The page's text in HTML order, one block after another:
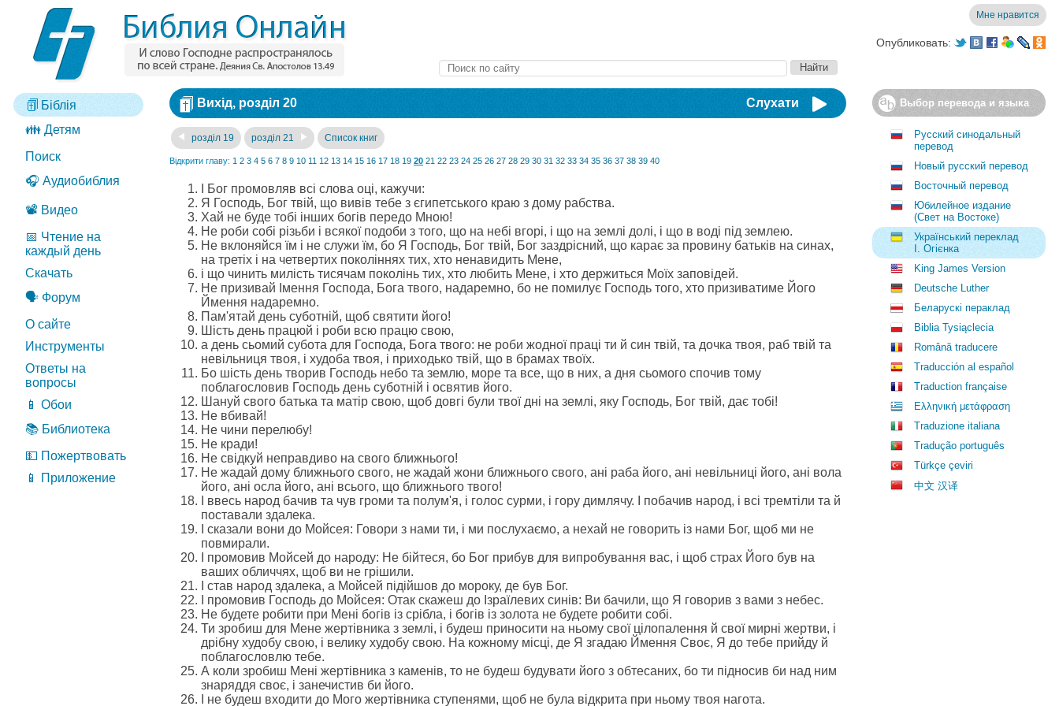
Мне нравится
Опубликовать:
Біблія
👪 Детям
Поиск
🎧 Аудиобиблия
📽️ Видео
📅 Чтение на
каждый день
Скачать
🗣️ Форум
О сайте
Инструменты
Ответы на
вопросы
📱 Обои
📚 Библиотека
💵 Пожертвовать
📱 Приложение
Вихід, розділ 20 Слухати
розділ 19 розділ 21 Список книг
Відкрити главу: 1 2 3 4 5 6 7 8 9 10 11 12 13 14 15 16 17 18 19 20 21 22 23 24 25 26 27 28 29 30 31 32 33 34 35 36 37 38 39 40
І Бог промовляв всі слова оці, кажучи:
Я Господь, Бог твій, що вивів тебе з єгипетського краю з дому рабства.
Хай не буде тобі інших богів передо Мною!
Не роби собі різьби і всякої подоби з того, що на небі вгорі, і що на землі долі, і що в воді під землею.
Не вклоняйся їм і не служи їм, бо Я Господь, Бог твій, Бог заздрісний, що карає за провину батьків на синах,
на третіх і на четвертих поколіннях тих, хто ненавидить Мене,
і що чинить милість тисячам поколінь тих, хто любить Мене, і хто держиться Моїх заповідей.
Не призивай Імення Господа, Бога твого, надаремно, бо не помилує Господь того, хто призиватиме Його
Ймення надаремно.
Пам'ятай день суботній, щоб святити його!
Шість день працюй і роби всю працю свою,
а день сьомий субота для Господа, Бога твого: не роби жодної праці ти й син твій, та дочка твоя, раб твій та
невільниця твоя, і худоба твоя, і приходько твій, що в брамах твоїх.
Бо шість день творив Господь небо та землю, море та все, що в них, а дня сьомого спочив тому
поблагословив Господь день суботній і освятив його.
Шануй свого батька та матір свою, щоб довгі були твої дні на землі, яку Господь, Бог твій, дає тобі!
Не вбивай!
Не чини перелюбу!
Не кради!
Не свідкуй неправдиво на свого ближнього!
Не жадай дому ближнього свого, не жадай жони ближнього свого, ані раба його, ані невільниці його, ані вола
його, ані осла його, ані всього, що ближнього твого!
І ввесь народ бачив та чув громи та полум'я, і голос сурми, і гору димлячу. І побачив народ, і всі тремтіли та й
поставали здалека.
І сказали вони до Мойсея: Говори з нами ти, і ми послухаємо, а нехай не говорить із нами Бог, щоб ми не
повмирали.
І промовив Мойсей до народу: Не бійтеся, бо Бог прибув для випробування вас, і щоб страх Його був на
ваших обличчях, щоб ви не грішили.
І став народ здалека, а Мойсей підійшов до мороку, де був Бог.
І промовив Господь до Мойсея: Отак скажеш до Ізраїлевих синів: Ви бачили, що Я говорив з вами з небес.
Не будете робити при Мені богів із срібла, і богів із золота не будете робити собі.
Ти зробиш для Мене жертівника з землі, і будеш приносити на ньому свої цілопалення й свої мирні жертви, і
дрібну худобу свою, і велику худобу свою. На кожному місці, де Я згадаю Ймення Своє, Я до тебе прийду й
поблагословлю тебе.
А коли зробиш Мені жертівника з каменів, то не будеш будувати його з обтесаних, бо ти підносив би над ним
знаряддя своє, і занечистив би його.
І не будеш входити до Мого жертівника ступенями, щоб не була відкрита при ньому твоя нагота.
Выбор перевода и языка
Русский синодальный
перевод
Новый русский перевод
Восточный перевод
Юбилейное издание
(Свет на Востоке)
Український переклад
І. Огієнка
King James Version
Deutsche Luther
Беларускі пераклад
Biblia Tysiąclecia
Română traducere
Traducción al español
Traduction française
Ελληνική μετάφραση
Traduzione italiana
Tradução português
Türkçe çeviri
中文 汉译